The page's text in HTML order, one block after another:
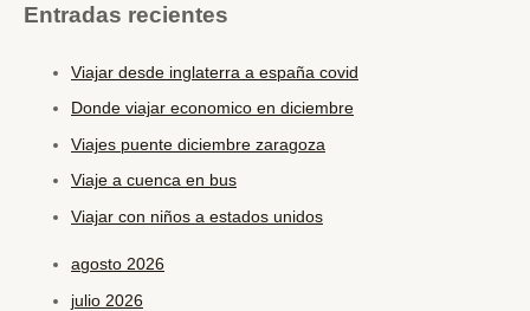
Entradas recientes
Viajar desde inglaterra a españa covid
Donde viajar economico en diciembre
Viajes puente diciembre zaragoza
Viaje a cuenca en bus
Viajar con niños a estados unidos
agosto 2026
julio 2026